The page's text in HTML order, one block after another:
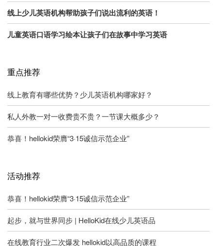
线上少儿英语机构帮助孩子们说出流利的英语！
儿童英语口语学习绘本让孩子们在故事中学习英语
重点推荐
线上教育有哪些优势？少儿英语机构哪家好？
私人外教一对一收费贵不贵？一节课大概多少？
恭喜！hellokid荣膺“3·15诚信示范企业”
活动推荐
恭喜！hellokid荣膺“3·15诚信示范企业”
起步，就与世界同步 | HelloKid在线少儿英语品
在线教育行业二次爆发 hellokid以高品质的课程